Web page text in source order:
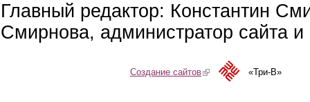
Главный редактор: Константин
Смирнова, администратор сайта
Создание сайтов(link is external)«Три-В»